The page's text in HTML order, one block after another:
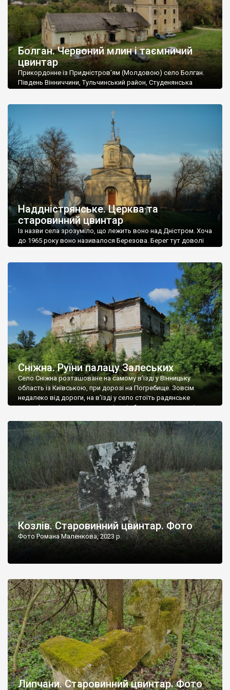
Болган. Червоний млин і таємничий
цвинтар
Прикордонне із Придністров’ям (Молдовою) село Болган.
Південь Вінниччини, Тульчинський район, Студенянська
старовинний цвинтар із кам’яними хрестами. Всі епітафії, які
збереглися, написані кирилицею, церковнослов’янською
мовою. За всіма традиційними ознаками – цвинтар
український. Хрести датуються 19 століттям. У 1924-1940
роках Болган […]
Наддністрянське. Церква та
старовинний цвинтар
Із назви села зрозуміло, що лежить воно над Дністром. Хоча
до 1965 року воно називалося Березова. Берег тут доволі
Наддністрянське відрізняється від більшості навколишніх
сіл. У селі є мурована Михайлівська церква. Точної дати […]
Сніжна. Руїни палацу Залеських
Село Сніжна розташоване на самому в’їзді у Вінницьку
область із Київською, при дорозі на Погребище. Зовсім
недалеко від дороги, на в’їзді у село стоїть радянське
рельєфне пано, яке показує жінку і яблуню, а трохи далі, десь
не видно, але видно дві стареньких колії у траві – […]
Козлів. Старовинний цвинтар. Фото
Фото Романа Маленкова, 2023 р.
Липчани. Старовинний цвинтар. Фото